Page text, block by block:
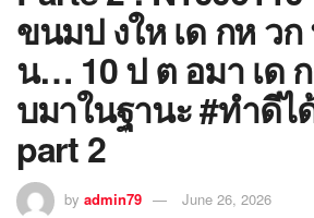
ขนมป งให เด กห ว
น… 10 ป ต อมา เด
บมาในฐานะ #ทำดี
part 2
by admin79 June 26, 2026